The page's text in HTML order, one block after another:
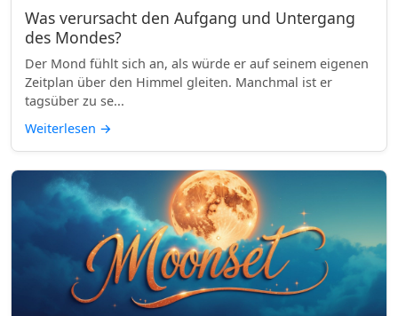
Was verursacht den Aufgang und Untergang
des Mondes?
Der Mond fühlt sich an, als würde er auf seinem eigenen
Zeitplan über den Himmel gleiten. Manchmal ist er
tagsüber zu se...
Weiterlesen →